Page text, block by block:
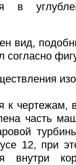
в
вид,
согласно
к чертежам,
часть
12, при
внутри